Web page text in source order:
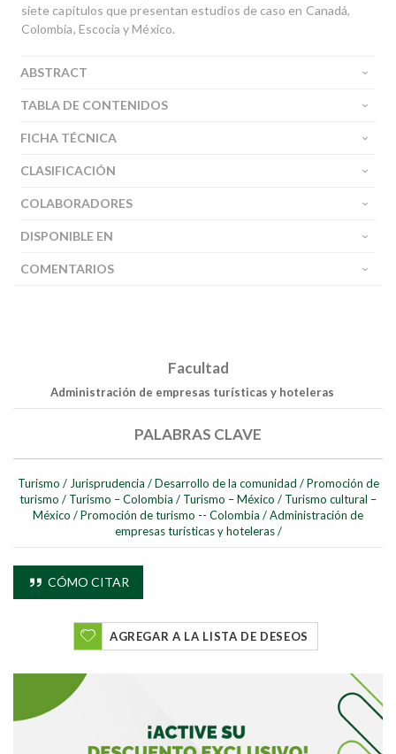
siete capítulos que presentan estudios de caso en Canadá,
Colombia, Escocia y México.
ABSTRACT
TABLA DE CONTENIDOS
FICHA TÉCNICA
CLASIFICACIÓN
COLABORADORES
DISPONIBLE EN
COMENTARIOS
Facultad
Administración de empresas turísticas y hoteleras
PALABRAS CLAVE
Turismo / Jurisprudencia / Desarrollo de la comunidad / Promoción de
turismo / Turismo – Colombia / Turismo – México / Turismo cultural –
México /Promoción de turismo -- Colombia /Administración de
empresas turísticas y hoteleras /
CÓMO CITAR
AGREGAR A LA LISTA DE DESEOS